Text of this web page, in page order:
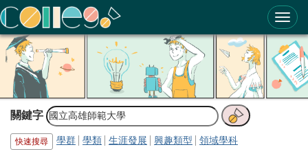
ColleGo! 大學選才與高中育才輔助系統
關鍵字
快速搜尋 學群 學類 生涯發展 興趣類型 領域學科